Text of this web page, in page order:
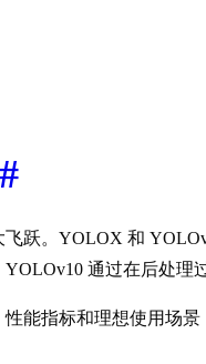
跃。YOLOX 和
通过在后处
能指标和理想使用场